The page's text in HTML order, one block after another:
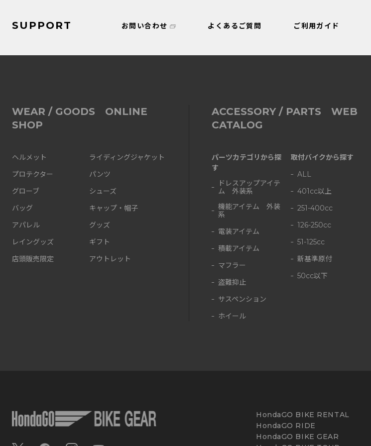
SUPPORT お問い合わせ よくあるご質問 ご利用ガイド
WEAR / GOODS ONLINE
SHOP
ヘルメット
ライディングジャケット
プロテクター
パンツ
グローブ
シューズ
バッグ
キャップ・帽子
アパレル
グッズ
レイングッズ
ギフト
店頭販売限定
アウトレット
ACCESSORY / PARTS WEB
CATALOG
パーツカテゴリから探
す
ドレスアップアイテ
ム 外装系
機能アイテム 外装
系
電装アイテム
積載アイテム
マフラー
盗難抑止
サスペンション
ホイール
取付バイクから探す
ALL
401cc以上
251-400cc
126-250cc
51-125cc
新基準原付
50cc以下
HondaGO BIKE RENTAL
HondaGO RIDE
HondaGO BIKE GEAR